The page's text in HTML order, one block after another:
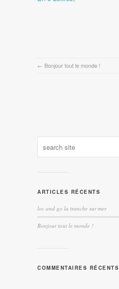
← Bonjour tout le monde !
ARTICLES RÉCENTS
loc and go la tranche sur mer
Bonjour tout le monde !
COMMENTAIRES RÉCENTS